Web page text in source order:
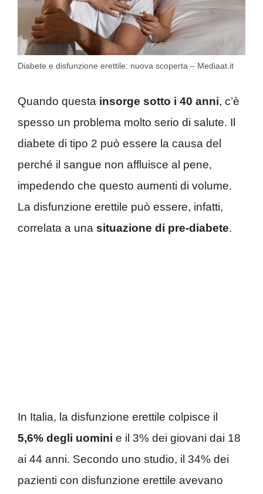
Diabete e disfunzione erettile: nuova scoperta – Mediaat.it
Quando questa insorge sotto i 40 anni, c’è
spesso un problema molto serio di salute. Il
diabete di tipo 2 può essere la causa del
perché il sangue non affluisce al pene,
impedendo che questo aumenti di volume.
La disfunzione erettile può essere, infatti,
correlata a una situazione di pre-diabete.
In Italia, la disfunzione erettile colpisce il
5,6% degli uomini e il 3% dei giovani dai 18
ai 44 anni. Secondo uno studio, il 34% dei
pazienti con disfunzione erettile avevano